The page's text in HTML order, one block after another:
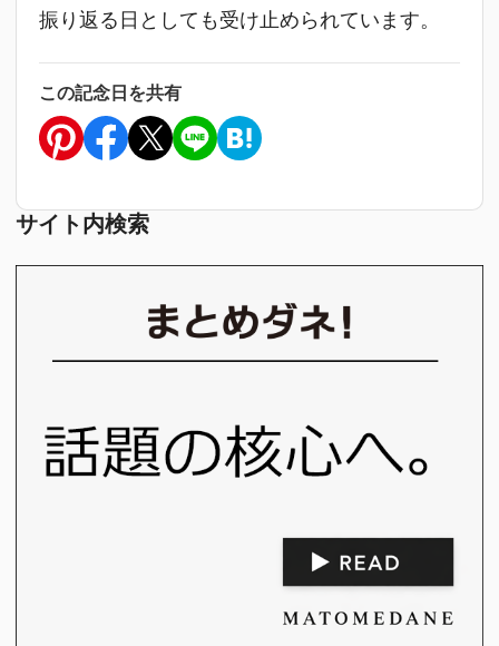
振り返る日としても受け止められています。
この記念日を共有
サイト内検索